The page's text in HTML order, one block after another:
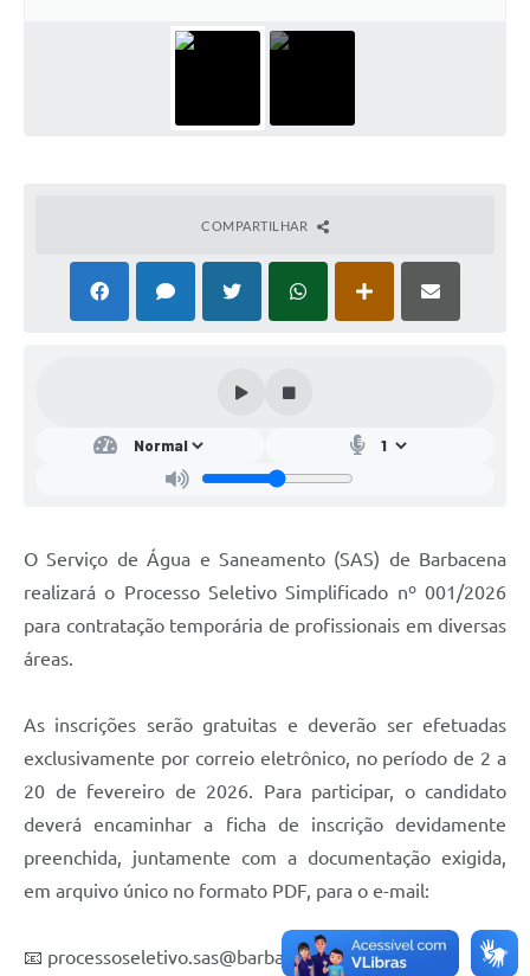
COMPARTILHAR
O Serviço de Água e Saneamento (SAS) de Barbacena
realizará o Processo Seletivo Simplificado nº 001/2026
para contratação temporária de profissionais em diversas
áreas.
As inscrições serão gratuitas e deverão ser efetuadas
exclusivamente por correio eletrônico, no período de 2 a
20 de fevereiro de 2026. Para participar, o candidato
deverá encaminhar a ficha de inscrição devidamente
preenchida, juntamente com a documentação exigida,
em arquivo único no formato PDF, para o e-mail:
📧 processoseletivo.sas@barbacena.mg.gov.br